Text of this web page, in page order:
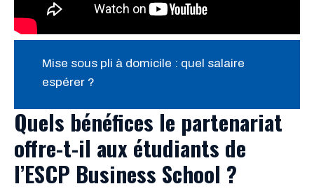
Mise sous pli à domicile : quel salaire
espérer ?
Quels bénéfices le partenariat
offre-t-il aux étudiants de
l’ESCP Business School ?